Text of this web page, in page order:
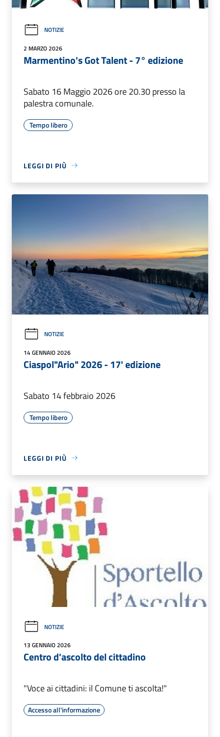
NOTIZIE
2 MARZO 2026
Marmentino's Got Talent - 7° edizione
Sabato 16 Maggio 2026 ore 20.30 presso la
palestra comunale.
Tempo libero
LEGGI DI PIÙ
NOTIZIE
14 GENNAIO 2026
Ciaspol"Ario" 2026 - 17' edizione
Sabato 14 febbraio 2026
Tempo libero
LEGGI DI PIÙ
NOTIZIE
13 GENNAIO 2026
Centro d'ascolto del cittadino
"Voce ai cittadini: il Comune ti ascolta!"
Accesso all'informazione